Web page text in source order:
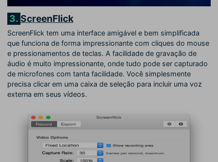
3. ScreenFlick
ScreenFlick tem uma interface amigável e bem simplificada
que funciona de forma impressionante com cliques do mouse
e pressionamentos de teclas. A facilidade de gravação de
áudio é muito impressionante, onde tudo pode ser capturado
de microfones com tanta facilidade. Você simplesmente
precisa clicar em uma caixa de seleção para incluir uma voz
externa em seus vídeos.